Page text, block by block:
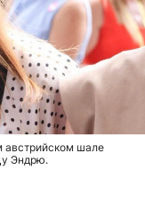
австрийском шале
Эндрю.